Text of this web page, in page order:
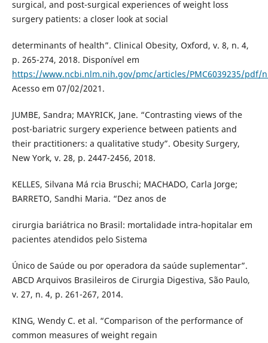
surgical, and post-surgical experiences of weight loss
surgery patients: a closer look at social
determinants of health”. Clinical Obesity, Oxford, v. 8, n. 4,
p. 265-274, 2018. Disponível em
https://www.ncbi.nlm.nih.gov/pmc/articles/PMC6039235/pdf/
Acesso em 07/02/2021.
JUMBE, Sandra; MAYRICK, Jane. “Contrasting views of the
post-bariatric surgery experience between patients and
their practitioners: a qualitative study”. Obesity Surgery,
New York, v. 28, p. 2447-2456, 2018.
KELLES, Silvana Má rcia Bruschi; MACHADO, Carla Jorge;
BARRETO, Sandhi Maria. “Dez anos de
cirurgia bariátrica no Brasil: mortalidade intra-hopitalar em
pacientes atendidos pelo Sistema
Único de Saúde ou por operadora da saúde suplementar”.
ABCD Arquivos Brasileiros de Cirurgia Digestiva, São Paulo,
v. 27, n. 4, p. 261-267, 2014.
KING, Wendy C. et al. “Comparison of the performance of
common measures of weight regain